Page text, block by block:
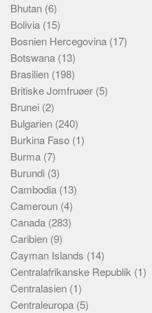
Statistik
Praktisk
Alle
Meta
Dokumenttyper
Emner
Skribenter
Personer
Steder
Kilder
Om
Webstedet
Forhistorien
Redigering
Bhutan (6)
Bolivia (15)
Bosnien Hercegovina (17)
Botswana (13)
Brasilien (198)
Britiske Jomfruøer (5)
Brunei (2)
Bulgarien (240)
Burkina Faso (1)
Burma (7)
Burundi (3)
Cambodia (13)
Cameroun (4)
Canada (283)
Caribien (9)
Cayman Islands (14)
Centralafrikanske Republik (1)
Centralasien (1)
Centraleuropa (5)